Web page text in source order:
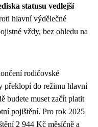
statusu vedlejší
hlavní výdělečné
vždy, bez ohledu na
rodičovské
překlopí do režimu hlavní
budete muset začít platit
pojištění. Pro rok 2025
2 944 Kč měsíčně a